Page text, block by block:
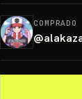
COMPRADO
@